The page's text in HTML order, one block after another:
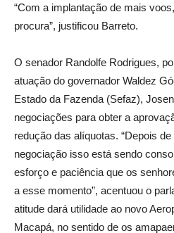
“Com a implantação de mais
procura”, justificou Barreto.
O senador Randolfe Rodrigues,
atuação do governador Waldez
Estado da Fazenda (Sefaz),
negociações para obter a
redução das alíquotas. “Depois
negociação isso está sendo
esforço e paciência que os
a esse momento”, acentuou o
atitude dará utilidade ao novo
Macapá, no sentido de os